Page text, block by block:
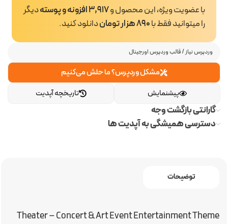
وردپرس نیاز/قالب وردپرس اورجینال
مشکل وردپرس؟ ما حلش می‌کنیم
تاریخچه آپدیت
پیشنمایش
گارانتی بازگشت وجه
دسترسی همیشگی به آپدیت ها
با عضویت ویژه، این محصول و3,917 افزونه و پوسته
دیگر
را میتوانید فقط با890 هزار تومان دانلود کنید.
توضیحات
Theater – Concert & Art Event Entertainment Theme